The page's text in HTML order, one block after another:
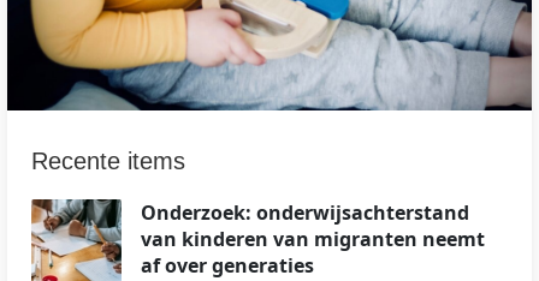
Recente items
Onderzoek: onderwijsachterstand
van kinderen van migranten neemt
af over generaties